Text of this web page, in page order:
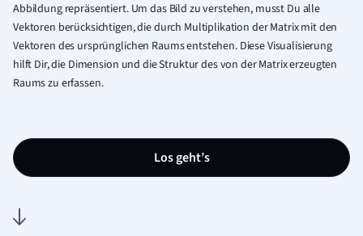
Abbildung repräsentiert. Um das Bild zu verstehen, musst Du alle
Vektoren berücksichtigen, die durch Multiplikation der Matrix mit den
Vektoren des ursprünglichen Raums entstehen. Diese Visualisierung
hilft Dir, die Dimension und die Struktur des von der Matrix erzeugten
Raums zu erfassen.
Los geht’s